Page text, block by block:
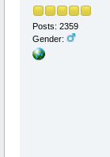
Posts: 2359
Gender: